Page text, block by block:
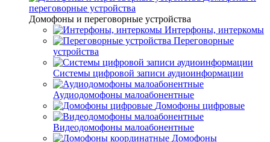
переговорные устройства
Домофоны и переговорные устройства
Интерфоны, интеркомы
Переговорные
устройства
Системы цифровой записи аудиоинформации
Аудиодомофоны малоабонентные
Домофоны цифровые
Видеодомофоны малоабонентные
Домофоны